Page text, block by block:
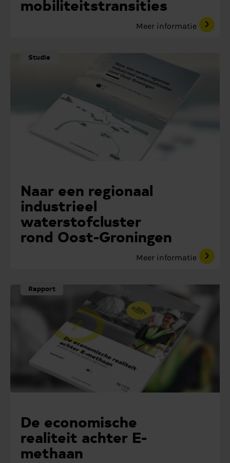
Meer informatie
Studie
Naar een regionaal
industrieel
waterstofcluster
rond Oost-Groningen
Meer informatie
Rapport
De economische
realiteit achter E-
methaan